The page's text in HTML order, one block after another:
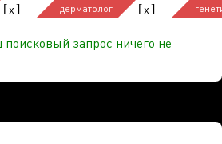
[x] дерматолог [x]
запрос ничего не